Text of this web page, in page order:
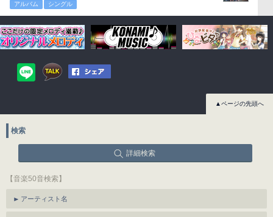
アルバム シングル
▲ページの先頭へ
検索
詳細検索
【音楽50音検索】
アーティスト名